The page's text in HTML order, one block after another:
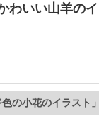
わいい山羊の
色の小花のイラスト